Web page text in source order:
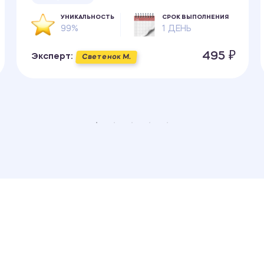
УНИКАЛЬНОСТЬ
99%
СРОК ВЫПОЛНЕНИЯ
1 ДЕНЬ
Эксперт: Светенок М. 495 ₽